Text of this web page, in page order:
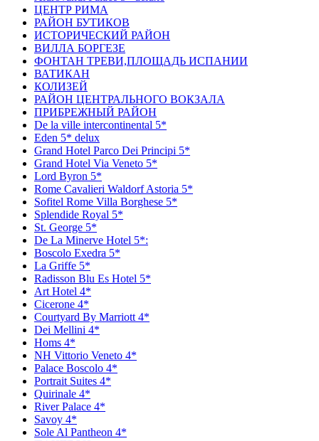
ЦЕНТР РИМА
РАЙОН БУТИКОВ
ИСТОРИЧЕСКИЙ РАЙОН
ВИЛЛА БОРГЕЗЕ
ФОНТАН ТРЕВИ,ПЛОЩАДЬ ИСПАНИИ
ВАТИКАН
КОЛИЗЕЙ
РАЙОН ЦЕНТРАЛЬНОГО ВОКЗАЛА
ПРИБРЕЖНЫЙ РАЙОН
De la ville intercontinental 5*
Eden 5* delux
Grand Hotel Parco Dei Principi 5*
Grand Hotel Via Veneto 5*
Lord Byron 5*
Rome Cavalieri Waldorf Astoria 5*
Sofitel Rome Villa Borghese 5*
Splendide Royal 5*
St. George 5*
De La Minerve Hotel 5*:
Boscolo Exedra 5*
La Griffe 5*
Radisson Blu Es Hotel 5*
Art Hotel 4*
Сicerone 4*
Сourtyard By Marriott 4*
Dei Mellini 4*
Homs 4*
NH Vittorio Veneto 4*
Palace Boscolo 4*
Portrait Suites 4*
Quirinale 4*
River Palace 4*
Savoy 4*
Sole Al Pantheon 4*